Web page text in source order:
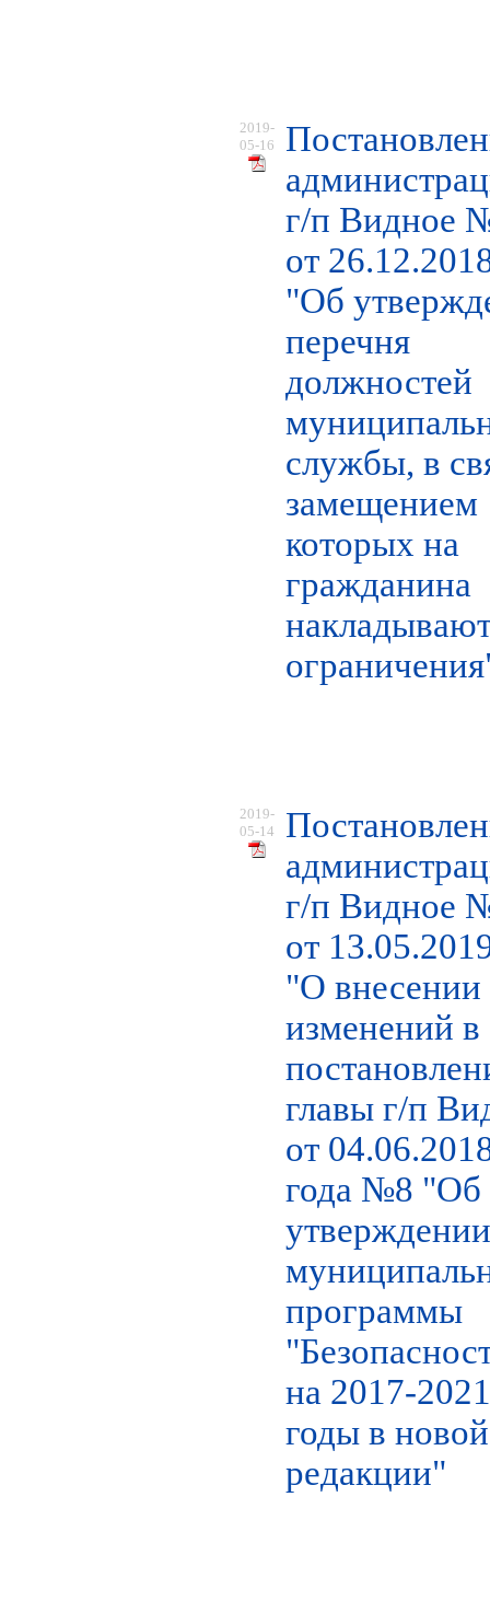
2019-
05-16
г/п Видное
от
"Об
перечня
должностей
службы, в
замещением
которых на
гражданина
2019-
05-14
г/п Видное
от
"О внесении
изменений в
главы г/п
от
года №8 "Об
утверждении
программы
на 2017-2021
годы в новой
редакции"